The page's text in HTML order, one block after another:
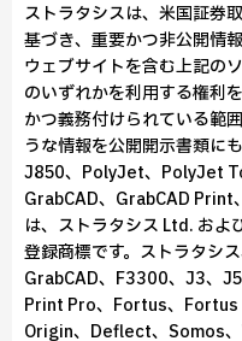
ストラタシスは、米国証券
基づき、重要かつ非公開情
ウェブサイトを含む上記の
のいずれかを利用する権利
かつ義務付けられている範
うな情報を公開開示書類に
J850、PolyJet、PolyJet
GrabCAD、GrabCAD
は、ストラタシス Ltd. お
登録商標です。ストラタシ
GrabCAD、F3300、J3、
Print Pro、Fortus、Fortus
Origin、Deflect、Somos